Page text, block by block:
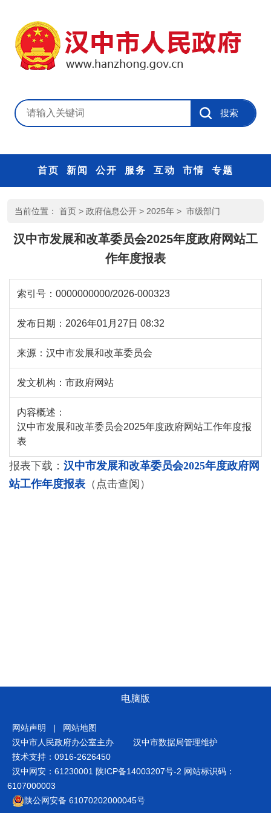
首页 新闻 公开 服务 互动 市情 专题
当前位置： 首页 > 政府信息公开 > 2025年 > 市级部门
汉中市发展和改革委员会2025年度政府网站工
作年度报表
索引号： 0000000000/2026-000323
发布日期： 2026年01月27日 08:32
来源： 汉中市发展和改革委员会
发文机构： 市政府网站
内容概述：
汉中市发展和改革委员会2025年度政府网站工作年度报
表
报表下载： 汉中市发展和改革委员会2025年度政府网
站工作年度报表 （点击查阅）
电脑版
网站声明 |
网站地图
汉中市人民政府办公室主办
汉中市数据局管理维护
技术支持：0916-2626450
汉中网安：61230001 陕ICP备14003207号-2 网站标识码：
6107000003
陕公网安备 61070202000045号